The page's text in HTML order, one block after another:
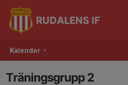
Kalender
RUDALENS IF
Träningsgrupp 2